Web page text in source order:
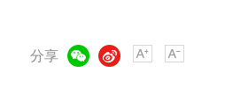
分享
微博